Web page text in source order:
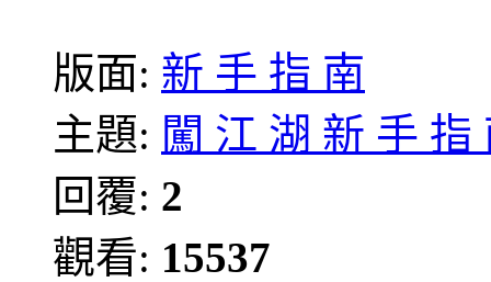
版面: 新 手 指 南
主題: 闖 江 湖 新 手 指
回覆: 2
觀看: 15537